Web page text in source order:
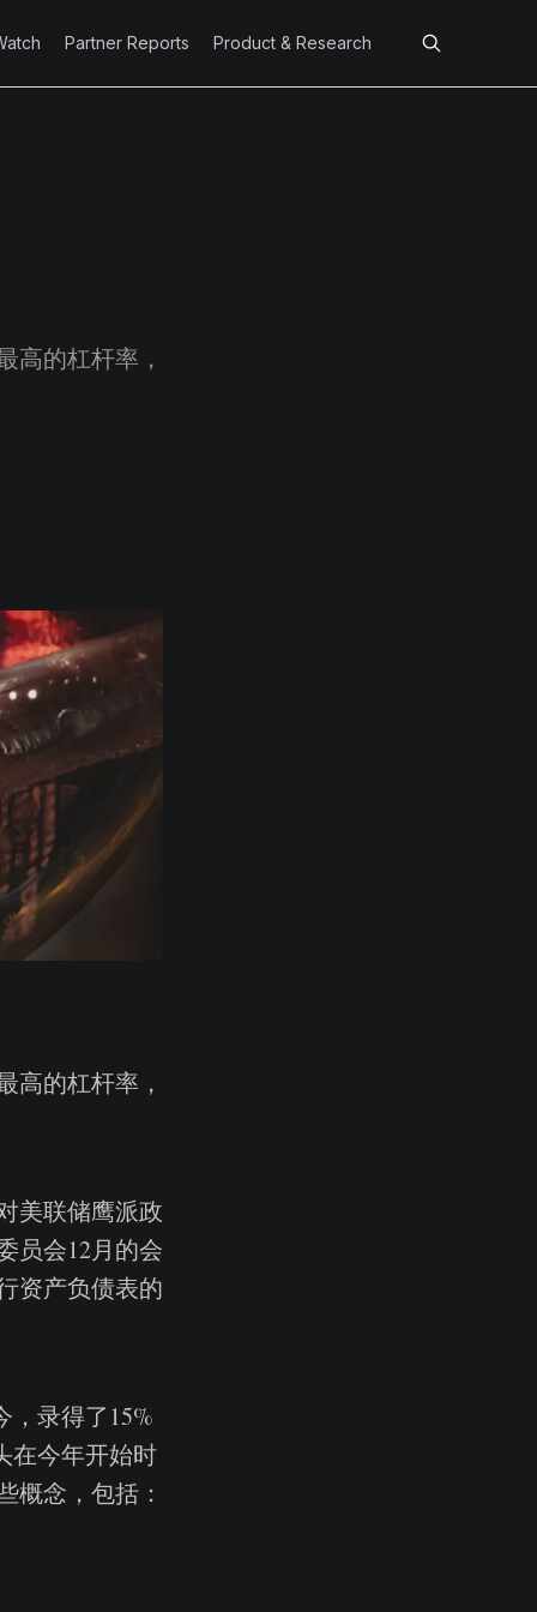
Partner Reports Product & Research
高的杠杆率，
高的杠杆率，
美联储鹰派政
员会12月的会
资产负债表的
，录得了15%
在今年开始时
概念，包括：